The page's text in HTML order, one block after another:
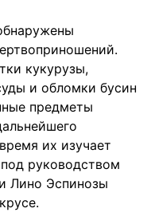
кукурузы,
и обломки бусин
предметы
их изучает
руководством
Лино Эспинозы